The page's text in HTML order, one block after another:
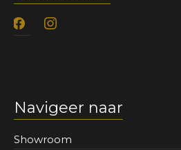
facebookinstagram
Navigeer naar
Showroom